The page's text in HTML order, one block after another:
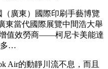
（廣東）國際印刷手藝博覽
東當代國際展覽中間浩大舉
合增值效勞商——柯尼卡美能達
多…
的動靜川流不息，而且